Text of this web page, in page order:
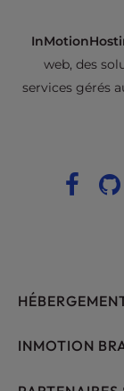
web, des
services gérés
Hébergement
INMOTION
RamNode